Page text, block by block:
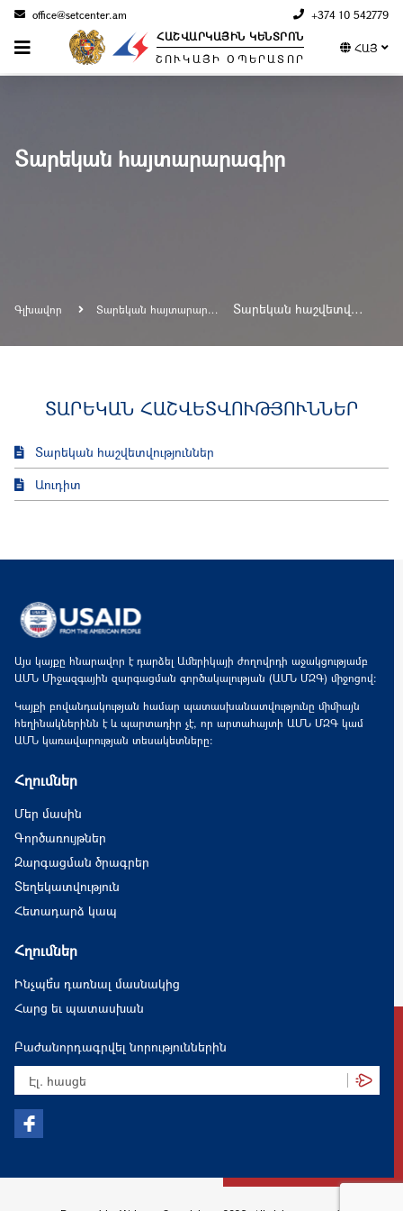
office@setcenter.am
+374 10 542779
ՀԱՇՎԱՐԿԱՅԻՆ ԿԵՆՏՐՈՆ
ՇՈՒԿԱՅԻ ՕՊԵՐԱՏՈՐ
ՀԱՅ
Տարեկան հայտարարագիր
Գլխավոր Տարեկան հայտարարագիր Տարեկան հաշվետվություններ
ՏԱՐԵԿԱՆ ՀԱՇՎԵՏՎՈՒԹՅՈՒՆՆԵՐ
Տարեկան հաշվետվություններ
Աուդիտ
Այս կայքը հնարավոր է դարձել Ամերիկայի ժողովրդի աջակցությամբ
ԱՄՆ Միջազգային զարգացման գործակալության (ԱՄՆ ՄԶԳ) միջոցով:
Կայքի բովանդակության համար պատասխանատվությունը միմիայն
հեղինակներինն է և պարտադիր չէ, որ արտահայտի ԱՄՆ ՄԶԳ կամ
ԱՄՆ կառավարության տեսակետները:
Հղումներ
Մեր մասին
Գործառույթներ
Զարգացման ծրագրեր
Տեղեկատվություն
Հետադարձ կապ
Հղումներ
Ինչպե՞ս դառնալ մասնակից
Հարց եւ պատասխան
Բաժանորդագրվել նորություններին